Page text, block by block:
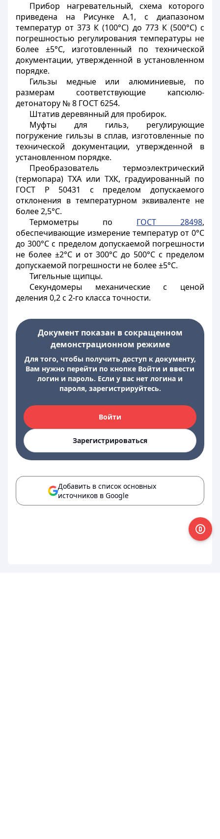
Прибор нагревательный, схема которого
приведена на Рисунке А.1, с диапазоном
температур от 373 К (100°С) до 773 К (500°С) с
погрешностью регулирования температуры не
более ±5°С, изготовленный по технической
документации, утвержденной в установленном
порядке.
Гильзы медные или алюминиевые, по
размерам соответствующие капсюлю-
детонатору № 8 ГОСТ 6254.
Штатив деревянный для пробирок.
Муфты для гильз, регулирующие
погружение гильзы в сплав, изготовленные по
технической документации, утвержденной в
установленном порядке.
Преобразователь термоэлектрический
(термопара) ТХА или ТХК, градуированный по
ГОСТ Р 50431 с пределом допускаемого
отклонения в температурном эквиваленте не
более 2,5°С.
Термометры по ГОСТ 28498,
обеспечивающие измерение температур от 0°С
до 300°С с пределом допускаемой погрешности
не более ±2°С и от 300°С до 500°С с пределом
допускаемой погрешности не более ±5°С.
Тигельные щипцы.
Секундомеры механические с ценой
деления 0,2 с 2-го класса точности.
Документ показан в сокращенном
демонстрационном режиме
Для того, чтобы получить доступ к документу,
Вам нужно перейти по кнопке Войти и ввести
логин и пароль. Если у вас нет логина и
пароля, зарегистрируйтесь.
Войти
Зарегистрироваться
Добавить в список основных
источников в Google